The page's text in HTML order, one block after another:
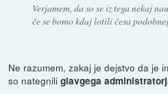
Verjamem, da so se iz tega nekaj
če se bomo kdaj lotili česa
Ne razumem, zakaj je dejstvo da je
so nategniliglavgega